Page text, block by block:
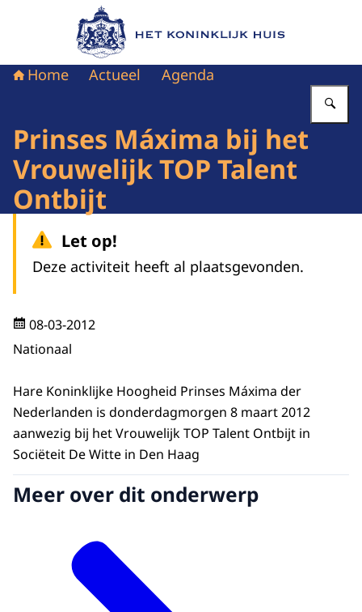
Naar de homepage van Het Koninklijk Huis
Home Actueel Agenda
Prinses Máxima bij het
Vrouwelijk TOP Talent
Ontbijt
Let op!
Deze activiteit heeft al plaatsgevonden.
08-03-2012
Nationaal
Hare Koninklijke Hoogheid Prinses Máxima der
Nederlanden is donderdagmorgen 8 maart 2012
aanwezig bij het Vrouwelijk TOP Talent Ontbijt in
Sociëteit De Witte in Den Haag
Meer over dit onderwerp